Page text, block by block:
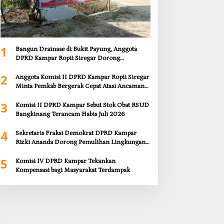
1
Bangun Drainase di Bukit Payung, Anggota
DPRD Kampar Ropii Siregar Dorong
Dasar
2
Anggota Komisi II DPRD Kampar Ropii Siregar
Minta Pemkab Bergerak Cepat Atasi Ancaman
Dihati
3
Komisi II DPRD Kampar Sebut Stok Obat RSUD
Bangkinang Terancam Habis Juli 2026
4
Sekretaris Fraksi Demokrat DPRD Kampar
Rizki Ananda Dorong Pemulihan Lingkungan
5
Komisi IV DPRD Kampar Tekankan
Kompensasi bagi Masyarakat Terdampak